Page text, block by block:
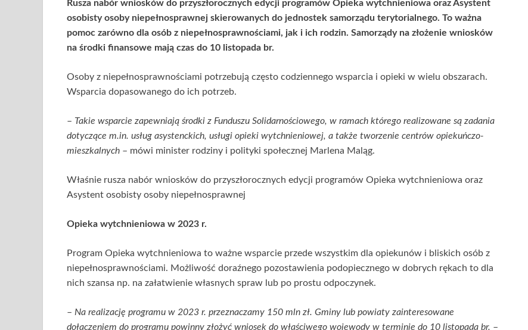
Rusza nabór wniosków do przyszłorocznych edycji programów Opieka wytchnieniowa oraz Asystent
osobisty osoby niepełnosprawnej skierowanych do jednostek samorządu terytorialnego. To ważna
pomoc zarówno dla osób z niepełnosprawnościami, jak i ich rodzin. Samorządy na złożenie wniosków
na środki finansowe mają czas do 10 listopada br.
Osoby z niepełnosprawnościami potrzebują często codziennego wsparcia i opieki w wielu obszarach.
Wsparcia dopasowanego do ich potrzeb.
– Takie wsparcie zapewniają środki z Funduszu Solidarnościowego, w ramach którego realizowane są zadania
dotyczące m.in. usług asystenckich, usługi opieki wytchnieniowej, a także tworzenie centrów opiekuńczo-
mieszkalnych – mówi minister rodziny i polityki społecznej Marlena Maląg.
Właśnie rusza nabór wniosków do przyszłorocznych edycji programów Opieka wytchnieniowa oraz
Asystent osobisty osoby niepełnosprawnej
Opieka wytchnieniowa w 2023 r.
Program Opieka wytchnieniowa to ważne wsparcie przede wszystkim dla opiekunów i bliskich osób z
niepełnosprawnościami. Możliwość doraźnego pozostawienia podopiecznego w dobrych rękach to dla
nich szansa np. na załatwienie własnych spraw lub po prostu odpoczynek.
– Na realizację programu w 2023 r. przeznaczamy 150 mln zł. Gminy lub powiaty zainteresowane
dołączeniem do programu powinny złożyć wniosek do właściwego wojewody w terminie do 10 listopada br. –